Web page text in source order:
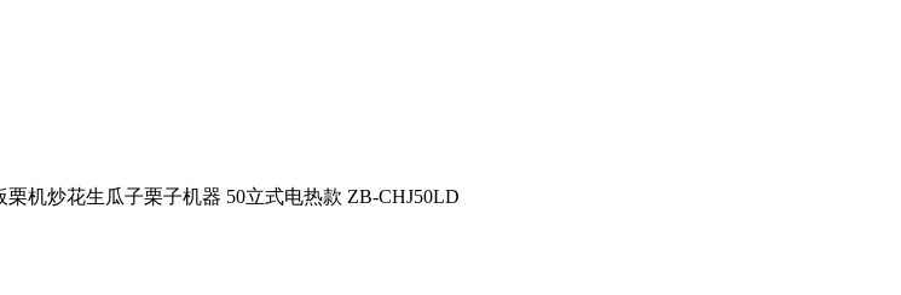
机炒花生瓜子栗子机器 50立式电热款 ZB-CHJ50LD